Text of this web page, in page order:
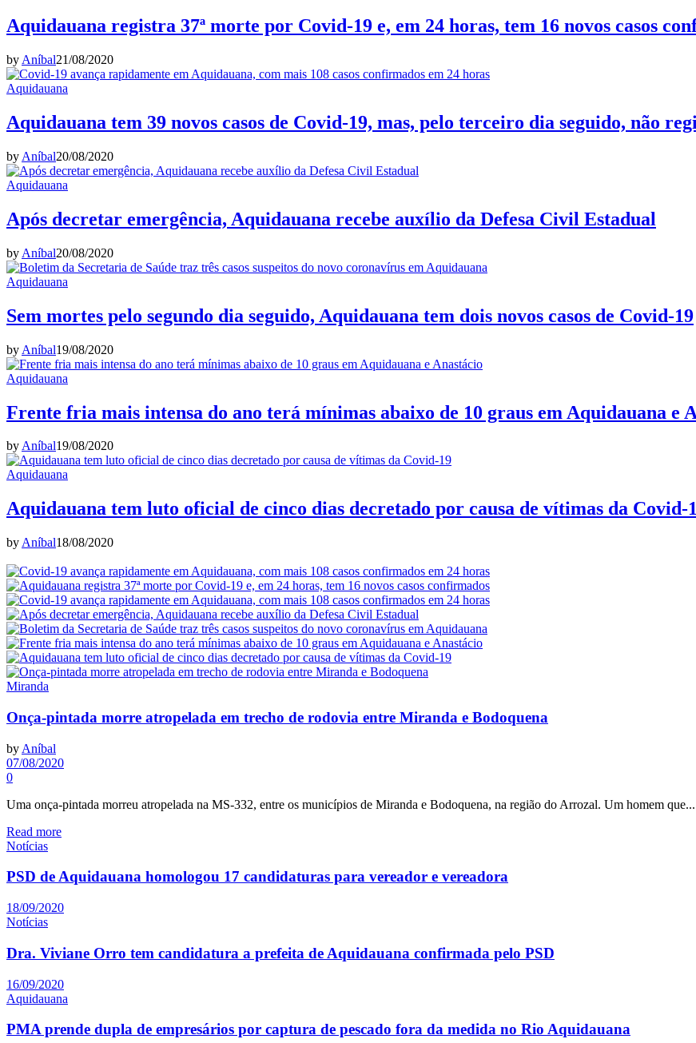
Aquidauana registra 37ª morte por Covid-19 e, em 24 horas, tem 16 novos casos
by Aníbal21/08/2020
Aquidauana
Aquidauana tem 39 novos casos de Covid-19, mas, pelo terceiro dia seguido, não
by Aníbal20/08/2020
Aquidauana
Após decretar emergência, Aquidauana recebe auxílio da Defesa Civil Estadual
by Aníbal20/08/2020
Aquidauana
Sem mortes pelo segundo dia seguido, Aquidauana tem dois novos casos de Covid-19
by Aníbal19/08/2020
Aquidauana
Frente fria mais intensa do ano terá mínimas abaixo de 10 graus em Aquidauana e
byAníbal19/08/2020
Aquidauana
Aquidauana tem luto oficial de cinco dias decretado por causa de vítimas da Covid-
by Aníbal18/08/2020
Miranda
Onça-pintada morre atropelada em trecho de rodovia entre Miranda e Bodoquena
by Aníbal
07/08/2020
0
Uma onça-pintada morreu atropelada na MS-332, entre os municípios de Miranda e Bodoquena, na região do Arrozal. Um homem que...
Read more
Notícias
PSD de Aquidauana homologou 17 candidaturas para vereador e vereadora
18/09/2020
Notícias
Dra. Viviane Orro tem candidatura a prefeita de Aquidauana confirmada pelo PSD
16/09/2020
Aquidauana
PMA prende dupla de empresários por captura de pescado fora da medida no Rio Aquidauana